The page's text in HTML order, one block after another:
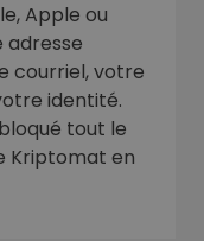
Apple ou
courriel, votre
identité.
tout le
Kriptomat en